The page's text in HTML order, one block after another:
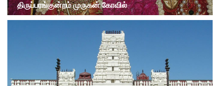
திருப்பரங்குன்றம் முருகன் கோவில்